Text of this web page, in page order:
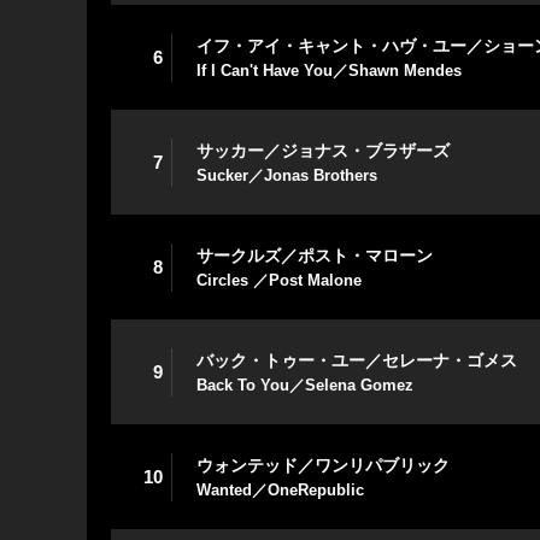
6
イフ・アイ・キャント・ハヴ・ユー／ショー
If I Can't Have You／Shawn Mendes
7
サッカー／ジョナス・ブラザーズ
Sucker／Jonas Brothers
8
サークルズ／ポスト・マローン
Circles ／Post Malone
9
バック・トゥー・ユー／セレーナ・ゴメス
Back To You／Selena Gomez
10
ウォンテッド／ワンリパブリック
Wanted／OneRepublic